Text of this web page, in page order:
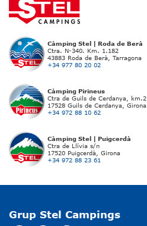
Càmping Stel | Roda de Berà
Ctra. N-340. Km. 1.182
43883 Roda de Berà, Tarragona
+34 977 80 20 02
Càmping Pirineus
Ctra de Guils de Cerdanya, km.2
17528 Guils de Cerdanya, Girona
+34 972 88 10 62
Càmping Stel | Puigcerdà
Ctra de Llívia s/n
17520 Puigcerdà, Girona
+34 972 88 23 61
Grup Stel Campings